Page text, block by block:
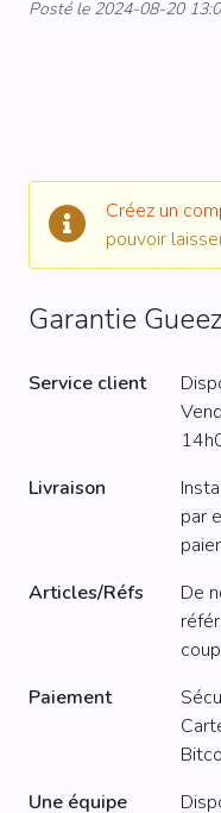
Posté le 2024-08-20
Créez un
pouvoir
Garantie Gueez
Service client
Livraison
par
Articles/Réfs
De
Paiement
Une équipe